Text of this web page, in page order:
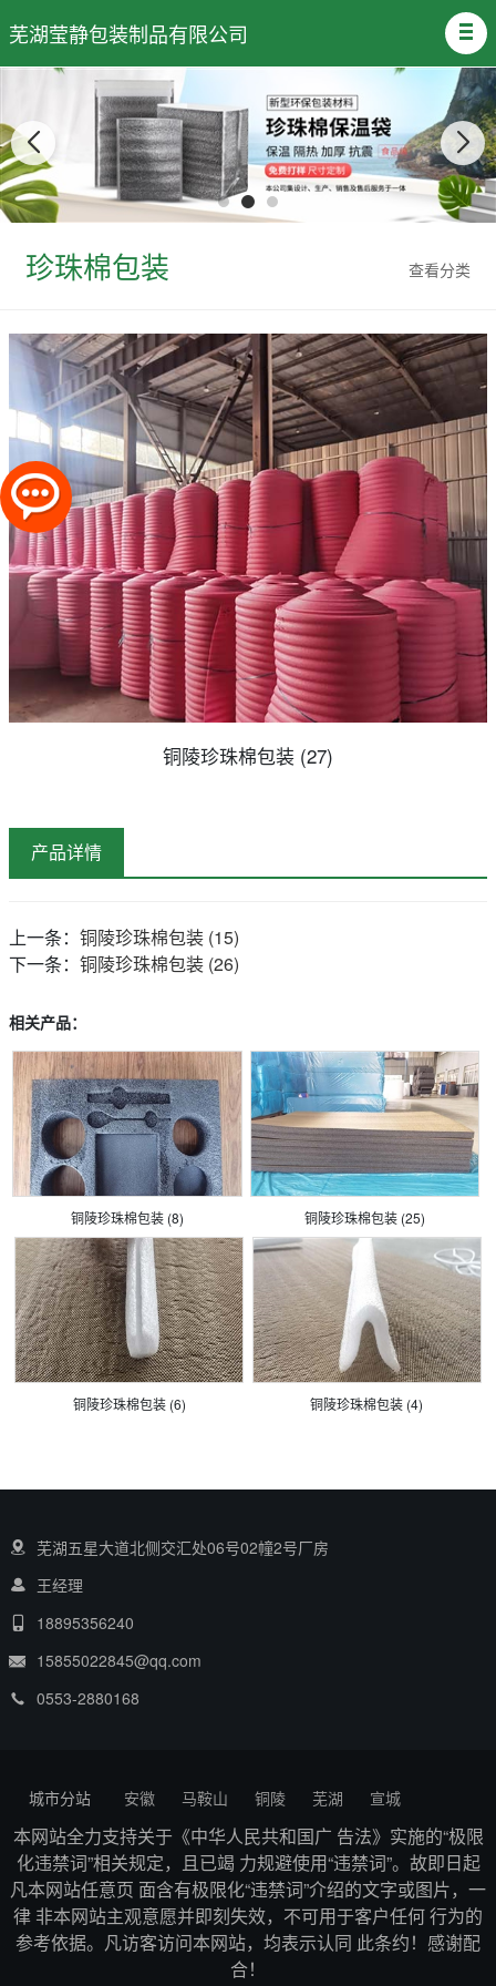
芜湖莹静包装制品有限公司
查看分类
珍珠棉包装
铜陵珍珠棉包装 (27)
产品详情
上一条： 铜陵珍珠棉包装 (15)
下一条： 铜陵珍珠棉包装 (26)
相关产品：
铜陵珍珠棉包装 (8) 铜陵珍珠棉包装 (25)
铜陵珍珠棉包装 (6) 铜陵珍珠棉包装 (4)
芜湖五星大道北侧交汇处06号02幢2号厂房
王经理
18895356240
15855022845@qq.com
0553-2880168
城市分站 安徽 马鞍山 铜陵 芜湖 宣城
本网站全力支持关于《中华人民共和国广 告法》实施的“极限
化违禁词”相关规定，且已竭 力规避使用“违禁词”。故即日起
凡本网站任意页 面含有极限化“违禁词”介绍的文字或图片，一
律 非本网站主观意愿并即刻失效，不可用于客户任何 行为的
参考依据。凡访客访问本网站，均表示认同 此条约！感谢配
合！